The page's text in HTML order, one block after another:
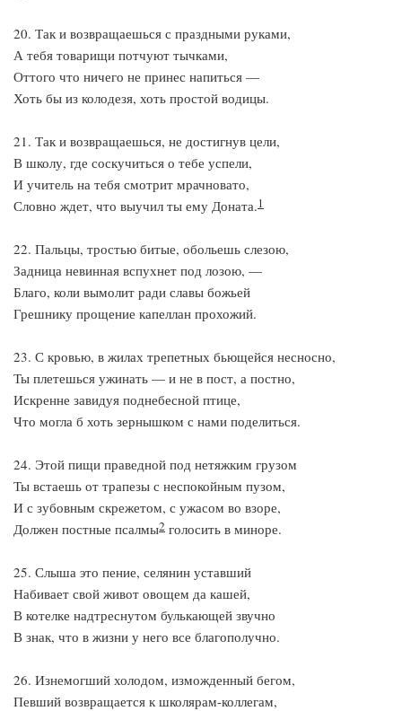
20. Так и возвращаешься с праздными руками,
А тебя товарищи потчуют тычками,
Оттого что ничего не принес напиться —
Хоть бы из колодезя, хоть простой водицы.
21. Так и возвращаешься, не достигнув цели,
В школу, где соскучиться о тебе успели,
И учитель на тебя смотрит мрачновато,
Словно ждет, что выучил ты ему Доната.1
22. Пальцы, тростью битые, обольешь слезою,
Задница невинная вспухнет под лозою, —
Благо, коли вымолит ради славы божьей
Грешнику прощение капеллан прохожий.
23. С кровью, в жилах трепетных бьющейся несносно,
Ты плетешься ужинать — и не в пост, а постно,
Искренне завидуя поднебесной птице,
Что могла б хоть зернышком с нами поделиться.
24. Этой пищи праведной под нетяжким грузом
Ты встаешь от трапезы с неспокойным пузом,
И с зубовным скрежетом, с ужасом во взоре,
Должен постные псалмы2 голосить в миноре.
25. Слыша это пение, селянин уставший
Набивает свой живот овощем да кашей,
В котелке надтреснутом булькающей звучно
В знак, что в жизни у него все благополучно.
26. Изнемогший холодом, изможденный бегом,
Певший возвращается к школярам-коллегам,